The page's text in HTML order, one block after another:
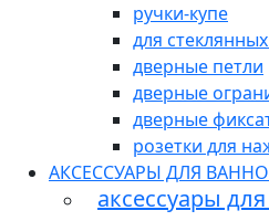
ручки-купе
для
дверные петли
дверные
дверные
розетки для
АКСЕССУАРЫ ДЛЯ
аксессуары